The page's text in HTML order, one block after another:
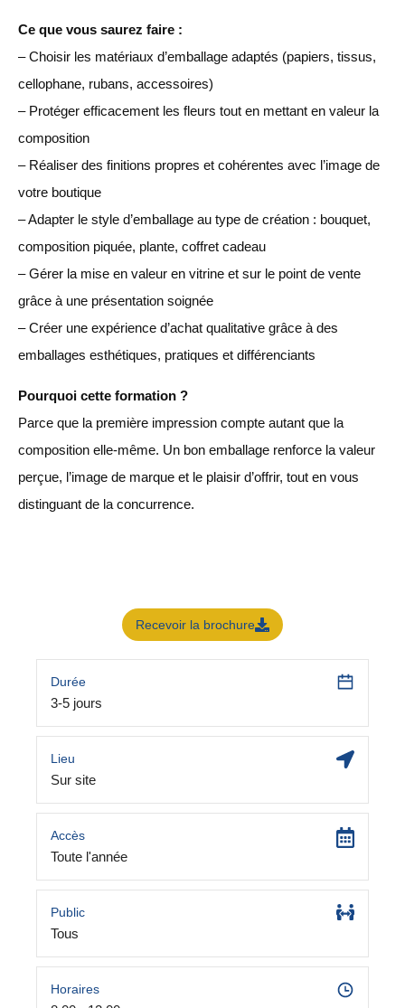
Ce que vous saurez faire :
– Choisir les matériaux d’emballage adaptés (papiers, tissus,
cellophane, rubans, accessoires)
– Protéger efficacement les fleurs tout en mettant en valeur la
composition
– Réaliser des finitions propres et cohérentes avec l’image de
votre boutique
– Adapter le style d’emballage au type de création : bouquet,
composition piquée, plante, coffret cadeau
– Gérer la mise en valeur en vitrine et sur le point de vente
grâce à une présentation soignée
– Créer une expérience d’achat qualitative grâce à des
emballages esthétiques, pratiques et différenciants
Pourquoi cette formation ?
Parce que la première impression compte autant que la
composition elle-même. Un bon emballage renforce la valeur
perçue, l’image de marque et le plaisir d’offrir, tout en vous
distinguant de la concurrence.
Recevoir la brochure
Durée
3-5 jours
Lieu
Sur site
Accès
Toute l'année
Public
Tous
Horaires